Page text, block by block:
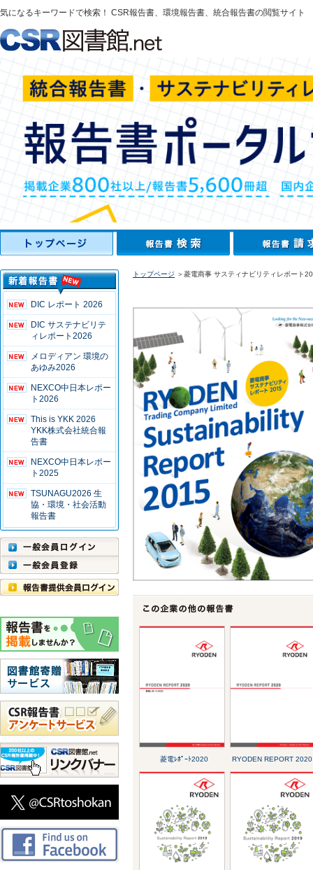
気になるキーワードで検索！ CSR報告書、環境報告書、統合報告書の閲覧サイト
DIC レポート 2026
DIC サステナビリテ
ィレポート2026
メロディアン 環境の
あゆみ2026
NEXCO中日本レポー
ト2026
This is YKK 2026
YKK株式会社統合報
告書
NEXCO中日本レポー
ト2025
TSUNAGU2026 生
協・環境・社会活動
報告書
トップページ ＞菱電商事 サスティナビリティレポート
菱電ﾚﾎﾟｰﾄ2020 RYODEN REPORT 2020